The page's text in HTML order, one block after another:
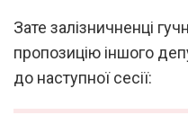
Зате залізничненці
пропозицію іншого
до наступної сесії: